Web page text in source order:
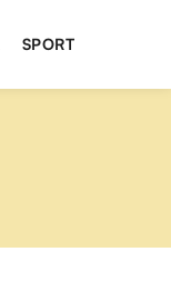
SPORT